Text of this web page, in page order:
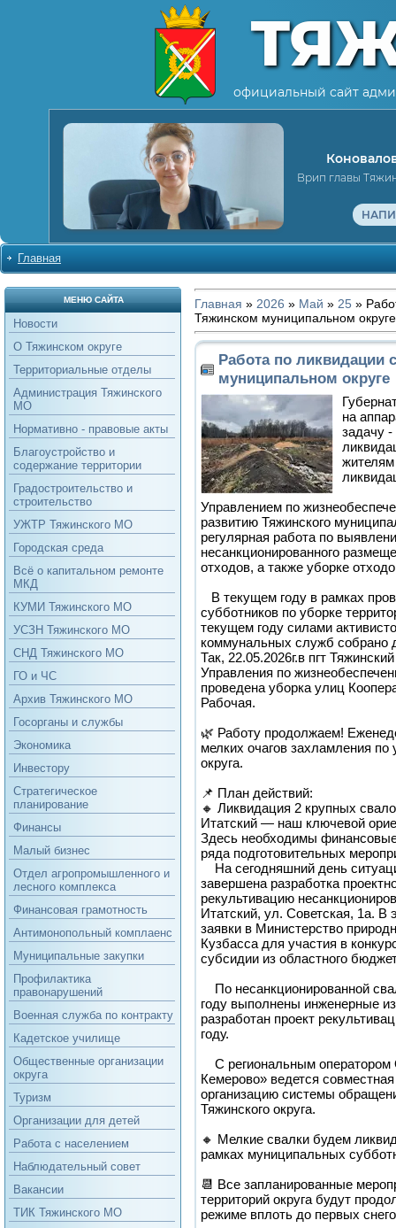
официальный сайт
Врип главы
Главная
МЕНЮ САЙТА
Новости
О Тяжинском округе
Территориальные отделы
Администрация Тяжинского
МО
Нормативно - правовые акты
Благоустройство и
содержание территории
Градостроительство и
строительство
УЖТР Тяжинского МО
Городская среда
Всё о капитальном ремонте
МКД
КУМИ Тяжинского МО
УСЗН Тяжинского МО
СНД Тяжинского МО
ГО и ЧС
Архив Тяжинского МО
Госорганы и службы
Экономика
Инвестору
Стратегическое
планирование
Финансы
Малый бизнес
Отдел агропромышленного и
лесного комплекса
Финансовая грамотность
Антимонопольный комплаенс
Муниципальные закупки
Профилактика
правонарушений
Военная служба по контракту
Кадетское училище
Общественные организации
округа
Туризм
Организации для детей
Работа с населением
Наблюдательный совет
Вакансии
ТИК Тяжинского МО
Главная » 2026 » Май » 25 »
Тяжинском муниципальном округе
Работа по ликвидации
муниципальном округе
на
задачу -
Управлением по
развитию Тяжинского
регулярная работа по
несанкционированного
отходов, а также уборке
В текущем году в рамках
субботников по уборке
текущем году силами
коммунальных служб собрано
Так, 22.05.2026г.в пгт
Управления по
проведена уборка улиц
Рабочая.
🌿 Работу продолжаем!
мелких очагов захламления
округа.
📌 План действий:
🔸 Ликвидация 2 крупных
Итатский — наш ключевой
Здесь необходимы
ряда подготовительных
На сегодняшний день
завершена разработка
рекультивацию
Итатский, ул. Советская, 1а. В
заявки в Министерство
Кузбасса для участия в
субсидии из областного
По несанкционированной
году выполнены инженерные
разработан проект
году.
С региональным
Кемерово» ведется
организацию системы
Тяжинского округа.
🔸 Мелкие свалки будем
рамках муниципальных
📆 Все запланированные
территорий округа будут
режиме вплоть до первых